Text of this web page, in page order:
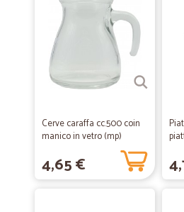
Cerve caraffa cc.500 coin
manico in vetro (mp)
4,65 €